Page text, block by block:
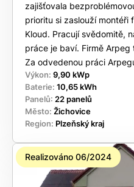
zajišťovala
prioritu si zaslouží montéři
Kloud. Pracují svědomitě,
práce je baví. Firmě Arpeg
Za odvedenou práci
Výkon: 9,90 kWp
Baterie: 10,65 kWh
Panelů: 22 panelů
Město: Žichovice
Region: Plzeňský kraj
Realizováno 06/2024